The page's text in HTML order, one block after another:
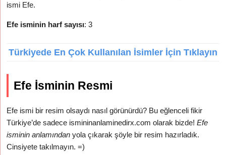
ismi Efe.
Efe isminin harf sayısı: 3
Türkiyede En Çok Kullanılan İsimler İçin Tıklayın
Efe İsminin Resmi
Efe ismi bir resim olsaydı nasıl görünürdü? Bu eğlenceli fikir
Türkiye’de sadece ismininanlaminedirx.com olarak bizde!Efe
isminin anlamından yola çıkarak şöyle bir resim hazırladık.
Cinsiyete takılmayın. =)